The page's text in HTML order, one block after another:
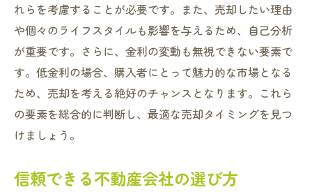
税金に関する基礎知識と節税方法
売却中に注意すべきトラブル事例
ローン返済中の物件売却の注意点
売却後の資金運用についてのアドバイス
地域の不動産市場の変動リスクと対策
地域の特性を理解して交野市で資産価値を引き
地域特性を活かした資産価値の向上法
れらを考慮することが必要です。また、売却したい理由
や個々のライフスタイルも影響を与えるため、自己分析
が重要です。さらに、金利の変動も無視できない要素で
す。低金利の場合、購入者にとって魅力的な市場となる
ため、売却を考える絶好のチャンスとなります。これら
の要素を総合的に判断し、最適な売却タイミングを見つ
けましょう。
信頼できる不動産会社の選び方